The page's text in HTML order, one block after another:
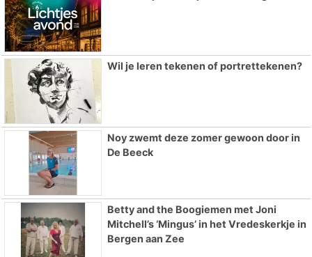
Wil je leren tekenen of portrettekenen?
Noy zwemt deze zomer gewoon door in
De Beeck
Betty and the Boogiemen met Joni
Mitchell’s ‘Mingus’ in het Vredeskerkje in
Bergen aan Zee